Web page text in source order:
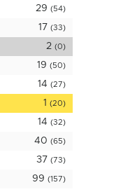
29 (54)
17 (33)
2 (0)
19 (50)
14 (27)
1 (20)
14 (32)
40 (65)
37 (73)
99 (157)